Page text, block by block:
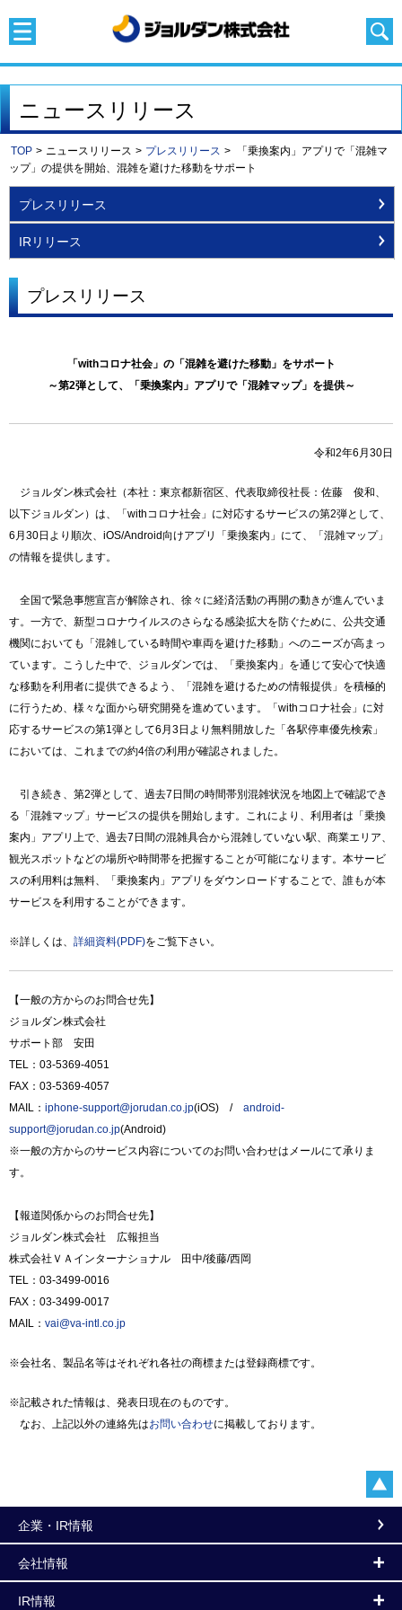
ニュースリリース
TOP > ニュースリリース > プレスリリース >
「乗換案内」アプリで「混雑マ
ップ」の提供を開始、混雑を避けた移動をサポート
プレスリリース
IRリリース
プレスリリース
「withコロナ社会」の「混雑を避けた移動」をサポート
～第2弾として、「乗換案内」アプリで「混雑マップ」を提供～
令和2年6月30日
ジョルダン株式会社（本社：東京都新宿区、代表取締役社長：佐藤 俊和、
以下ジョルダン）は、「withコロナ社会」に対応するサービスの第2弾として、
6月30日より順次、iOS/Android向けアプリ「乗換案内」にて、「混雑マップ」
の情報を提供します。
全国で緊急事態宣言が解除され、徐々に経済活動の再開の動きが進んでいま
す。一方で、新型コロナウイルスのさらなる感染拡大を防ぐために、公共交通
機関においても「混雑している時間や車両を避けた移動」へのニーズが高まっ
ています。こうした中で、ジョルダンでは、「乗換案内」を通じて安心で快適
な移動を利用者に提供できるよう、「混雑を避けるための情報提供」を積極的
に行うため、様々な面から研究開発を進めています。「withコロナ社会」に対
応するサービスの第1弾として6月3日より無料開放した「各駅停車優先検索」
においては、これまでの約4倍の利用が確認されました。
引き続き、第2弾として、過去7日間の時間帯別混雑状況を地図上で確認でき
る「混雑マップ」サービスの提供を開始します。これにより、利用者は「乗換
案内」アプリ上で、過去7日間の混雑具合から混雑していない駅、商業エリア、
観光スポットなどの場所や時間帯を把握することが可能になります。本サービ
スの利用料は無料、「乗換案内」アプリをダウンロードすることで、誰もが本
サービスを利用することができます。
※詳しくは、 詳細資料(PDF)をご覧下さい。
【一般の方からのお問合せ先】
ジョルダン株式会社
サポート部 安田
TEL：03-5369-4051
FAX：03-5369-4057
MAIL： iphone-support@jorudan.co.jp(iOS) / android-
support@jorudan.co.jp(Android)
※一般の方からのサービス内容についてのお問い合わせはメールにて承りま
す。
【報道関係からのお問合せ先】
ジョルダン株式会社 広報担当
株式会社ＶＡインターナショナル 田中/後藤/西岡
TEL：03-3499-0016
FAX：03-3499-0017
MAIL： vai@va-intl.co.jp
※会社名、製品名等はそれぞれ各社の商標または登録商標です。
※記載された情報は、発表日現在のものです。
なお、上記以外の連絡先はお問い合わせに掲載しております。
企業・IR情報
会社情報
IR情報